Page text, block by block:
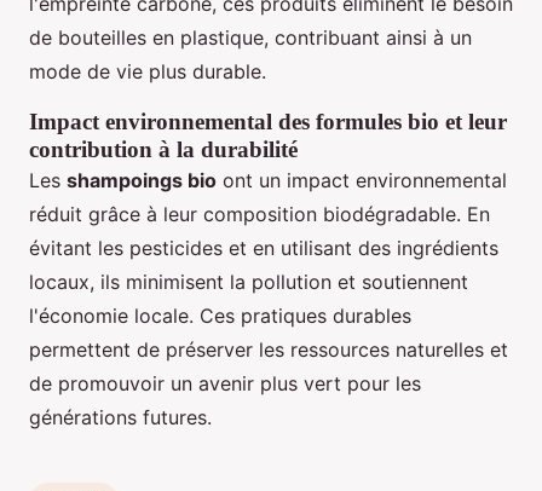
de bouteilles en plastique, contribuant ainsi à un
mode de vie plus durable.
Impact environnemental des formules bio et leur
contribution à la durabilité
Les shampoings bio ont un impact environnemental
réduit grâce à leur composition biodégradable. En
évitant les pesticides et en utilisant des ingrédients
locaux, ils minimisent la pollution et soutiennent
l'économie locale. Ces pratiques durables
permettent de préserver les ressources naturelles et
de promouvoir un avenir plus vert pour les
générations futures.